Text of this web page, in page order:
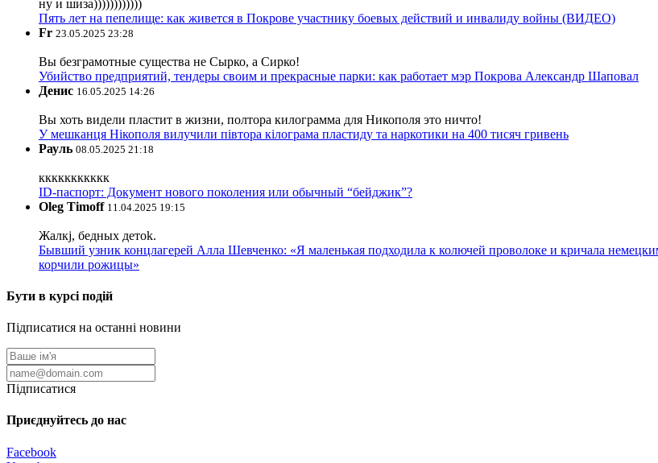
ну и шиза))))))))))))
Пять лет на пепелище: как живется в Покрове участнику боевых действий и инвалиду войны (ВИДЕО)
Fr 23.05.2025 23:28
Вы безграмотные существа не Сырко, а Сирко!
Убийство предприятий, тендеры своим и прекрасные парки: как работает мэр Покрова Александр Шаповал
Денис 16.05.2025 14:26
Вы хоть видели пластит в жизни, полтора килограмма для Никополя это ничто!
У мешканця Нікополя вилучили півтора кілограма пластиду та наркотики на 400 тисяч гривень
Рауль 08.05.2025 21:18
ккккккккккк
ID-паспорт: Документ нового поколения или обычный “бейджик”?
Oleg Timoff 11.04.2025 19:15
Жалкj, бедных детok.
Бывший узник концлагерей Алла Шевченко: «Я маленькая подходила к колючей проволоке и кричала
корчили рожицы»
Бути в курсі подій
Підписатися на останні новини
Підписатися
Приєднуйтесь до нас
Facebook